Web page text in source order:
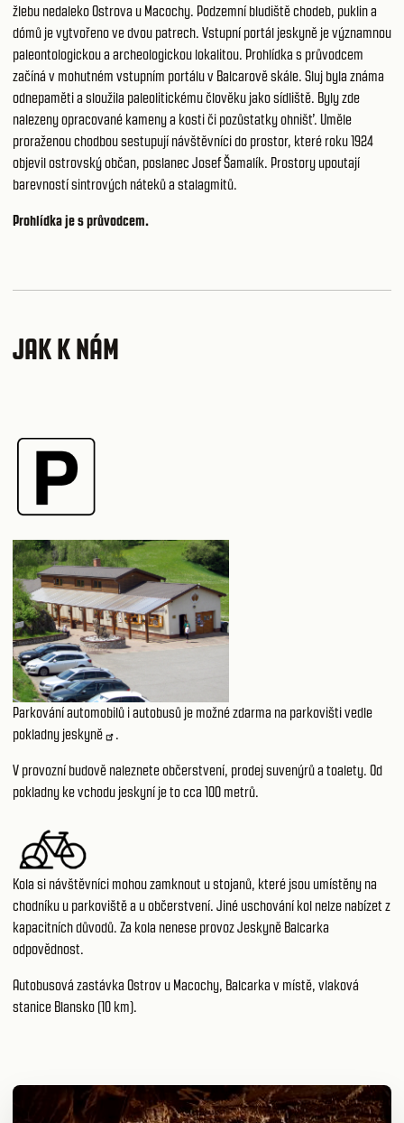
žlebu nedaleko Ostrova u Macochy. Podzemní bludiště chodeb, puklin a
dómů je vytvořeno ve dvou patrech. Vstupní portál jeskyně je významnou
paleontologickou a archeologickou lokalitou. Prohlídka s průvodcem
začíná v mohutném vstupním portálu v Balcarově skále. Sluj byla známa
odnepaměti a sloužila paleolitickému člověku jako sídliště. Byly zde
nalezeny opracované kameny a kosti či pozůstatky ohnišť. Uměle
proraženou chodbou sestupují návštěvníci do prostor, které roku 1924
objevil ostrovský občan, poslanec Josef Šamalík. Prostory upoutají
barevností sintrových náteků a stalagmitů.
Prohlídka je s průvodcem.
JAK K NÁM
Parkování automobilů i autobusů je možné zdarma na parkovišti vedle
pokladny jeskyně
.
V provozní budově naleznete občerstvení, prodej suvenýrů a toalety. Od
pokladny ke vchodu jeskyní je to cca 100 metrů.
Kola si návštěvníci mohou zamknout u stojanů, které jsou umístěny na
chodníku u parkoviště a u občerstvení. Jiné uschování kol nelze nabízet z
kapacitních důvodů. Za kola nenese provoz Jeskyně Balcarka
odpovědnost.
Autobusová zastávka Ostrov u Macochy, Balcarka v místě, vlaková
stanice Blansko (10 km).